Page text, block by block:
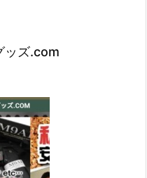
ズ.com